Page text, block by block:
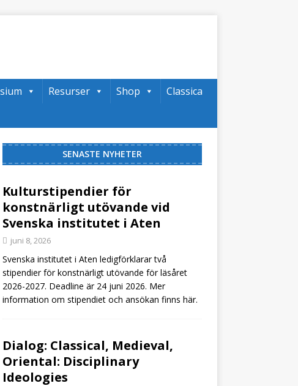
Resurser Shop
Classica
SENASTE NYHETER
Kulturstipendier för
konstnärligt utövande vid
Svenska institutet i Aten
juni 8, 2026
Svenska institutet i Aten ledigförklarar två
stipendier för konstnärligt utövande för läsåret
2026-2027. Deadline är 24 juni 2026. Mer
information om stipendiet och ansökan finns här.
Dialog: Classical, Medieval,
Oriental: Disciplinary
Ideologies